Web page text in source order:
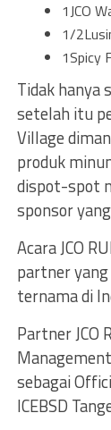
1JCO
1/
1Spicy
Tidak hanya
setelah itu
Village
produk
dispot-spot
sponsor
Acara JCO
partner
ternama di
Partner JCO
sebagai
ICEBSD